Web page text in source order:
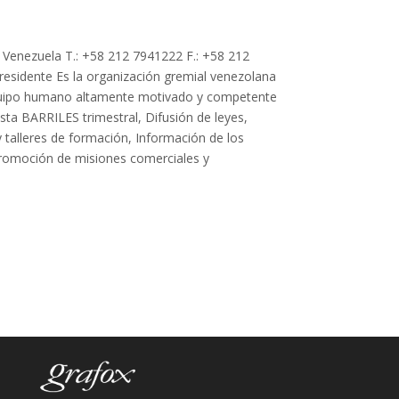
T.: +58 212 7941222 F.: +58 212
Es la organización gremial venezolana
humano altamente motivado y competente
BARRILES trimestral, Difusión de leyes,
de formación, Información de los
de misiones comerciales y